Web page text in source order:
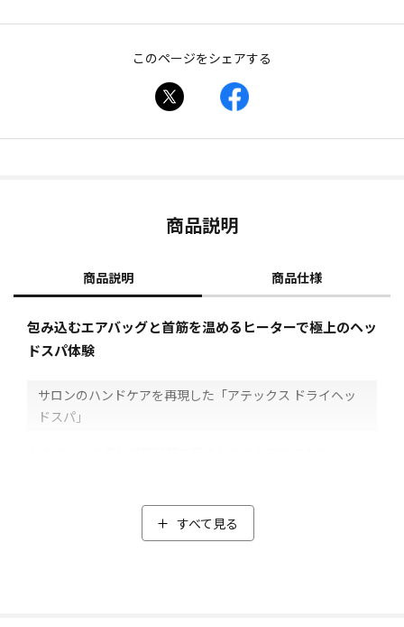
このページをシェアする
商品説明
商品説明 商品仕様
包み込むエアバッグと首筋を温めるヒーターで極上のヘッ
ドスパ体験
サロンのハンドケアを再現した「アテックス ドライヘッ
ドスパ」
すべて見る